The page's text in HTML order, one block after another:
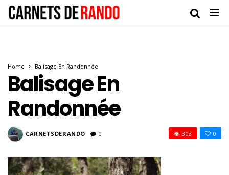
Home Balisage En Randonnée
Balisage En
Randonnée
CARNETSDERANDO 0 0
303